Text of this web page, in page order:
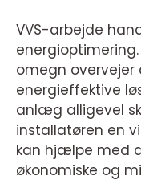
VVS-arbejde
omegn
energieffektive
anlæg alligevel
installatøren en
kan hjælpe med
økonomiske og